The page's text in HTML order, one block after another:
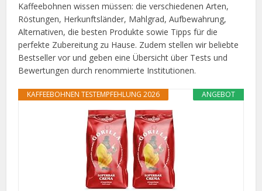
Kaffeebohnen wissen müssen: die verschiedenen Arten,
Röstungen, Herkunftsländer, Mahlgrad, Aufbewahrung,
Alternativen, die besten Produkte sowie Tipps für die
perfekte Zubereitung zu Hause. Zudem stellen wir beliebte
Bestseller vor und geben eine Übersicht über Tests und
Bewertungen durch renommierte Institutionen.
ANGEBOT
KAFFEEBOHNEN TESTEMPFEHLUNG 2026